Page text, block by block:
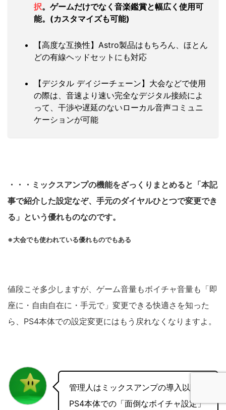
択。ゲームだけでなく音楽鑑賞と幅広く使用可
能。(カスタマイズも可能)
【高度な互換性】Astro製品はもちろん、ほとん
どの有線ヘッドセットにも対応
【デジタル デイジーチェーン】大会などで使用
の際は、音速より速い完全なデジタル接続によ
って、干渉や遅延のないローカル音声コミュニ
ケーションが可能
・・・ミックスアンプの機能をざっくりまとめると「本記
事で紹介した設定なぞ、手元のダイヤルひとつで変更でき
る」という優れものなのです。
※大会でも使われている優れものでもある
値段こそ多少しますが、ゲーム音量もボイチャ音量も「即
座に・自由自在に・手元で」変更できる快適さを知った
ら、PS4本体での設定変更にはもう戻れなくなりますよ。
管理人はミックスアンプの導入以降、
PS4本体での「面倒なボイチャ設定」